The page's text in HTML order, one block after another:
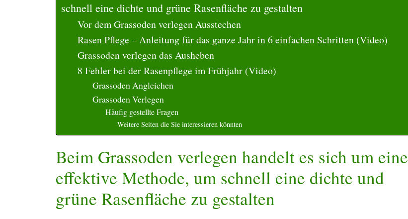
schnell eine dichte und grüne Rasenfläche zu gestalten
Vor dem Grassoden verlegen Ausstechen
Rasen Pflege – Anleitung für das ganze Jahr in 6 einfachen Schritten (Video)
Grassoden verlegen das Ausheben
8 Fehler bei der Rasenpflege im Frühjahr (Video)
Grassoden Angleichen
Grassoden Verlegen
Häufig gestellte Fragen
Weitere Seiten die Sie interessieren könnten
Beim Grassoden verlegen handelt es sich um eine
effektive Methode, um schnell eine dichte und
grüne Rasenfläche zu gestalten